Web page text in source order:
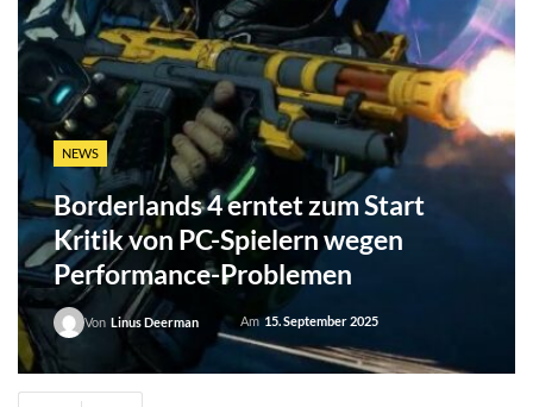
NEWS
Borderlands 4 erntet zum Start
Kritik von PC-Spielern wegen
Performance-Problemen
Von Linus Deerman Am15. September 2025